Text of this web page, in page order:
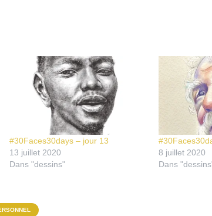
#30Faces30days – jour 13
13 juillet 2020
Dans "dessins"
8 juillet 2020
Dans